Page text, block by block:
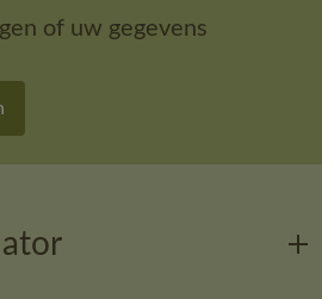
of uw gegevens